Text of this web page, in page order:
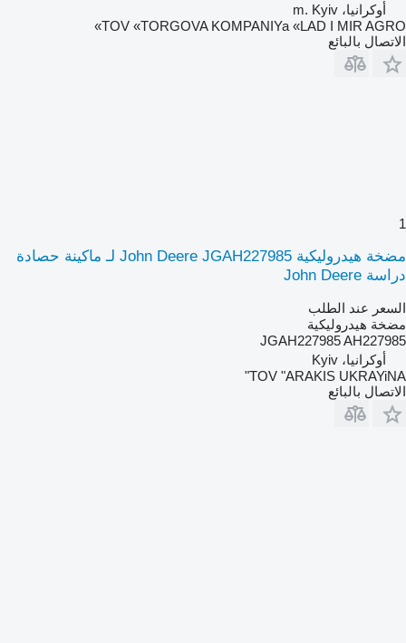
أوكرانيا، m. Kyiv
TOV «TORGOVA KOMPANIYa «LAD I MIR AGRO»
الاتصال بالبائع
1
مضخة هيدروليكية John Deere JGAH227985 لـ ماكينة حصادة
دراسة John Deere
السعر عند الطلب
مضخة هيدروليكية
JGAH227985 AH227985
أوكرانيا، Kyiv
TOV "ARAKIS UKRAYiNA"
الاتصال بالبائع